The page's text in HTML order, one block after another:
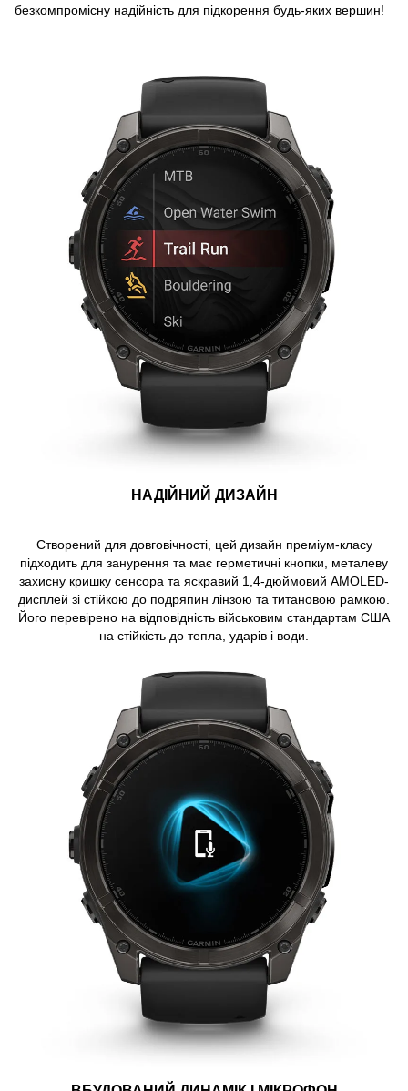
безкомпромісну надійність для підкорення будь-яких вершин!
НАДІЙНИЙ ДИЗАЙН
Створений для довговічності, цей дизайн преміум-класу
підходить для занурення та має герметичні кнопки, металеву
захисну кришку сенсора та яскравий 1,4-дюймовий AMOLED-
дисплей зі стійкою до подряпин лінзою та титановою рамкою.
Його перевірено на відповідність військовим стандартам США
на стійкість до тепла, ударів і води.